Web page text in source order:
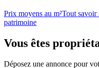
Prix moyens au m²Tout
patrimoine
Vous êtes
Déposez une annonce pour